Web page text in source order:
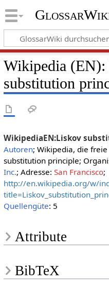
Wikipedia
substitution
WikipediaEN:Liskov
Autoren; Wikipedia, die
substitution principle;
Inc.; Adresse: San Francisco;
http://en.wikipedia.org/w/
Quellengüte: 5
Attribute
BibTeX